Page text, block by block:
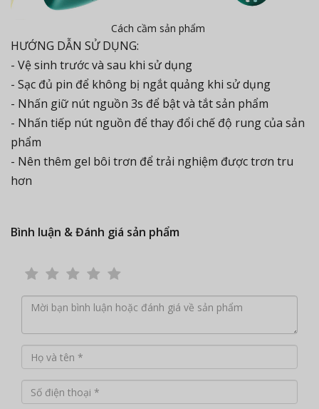
Cách cầm sản phẩm
HƯỚNG DẪN SỬ DỤNG:
- Vệ sinh trước và sau khi sử dụng
- Sạc đủ pin để không bị ngắt quảng khi sử dụng
- Nhấn giữ nút nguồn 3s để bật và tắt sản phẩm
- Nhấn tiếp nút nguồn để thay đổi chế độ rung của sản
phẩm
- Nên thêm gel bôi trơn để trải nghiệm được trơn tru
hơn
Bình luận & Đánh giá sản phẩm